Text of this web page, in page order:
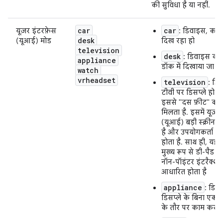
की सुविधा है या नहीं.
यूज़र इंटरफ़ेस
(यूआई) मोड
car
desk
television
appliance
watch
vrheadset
car : डिवाइस,
दिख रहा हो
desk : डिवाइस
डॉक में दिखाया जा
television :
टीवी पर डिसप्ले हो
इससे "दस फ़ीट" का
मिलता है. इसमें
(यूआई) बड़ी स्क्रीन
है और उपयोगकर्ता
होता है. साथ ही, यह
मुख्य रूप से डी-पैड
नॉन-पॉइंटर
आधारित होता है
appliance :
डिसप्ले के बिना एक
के तौर पर काम कर